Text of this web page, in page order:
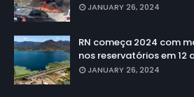
JANUARY 26, 2024
RN começa 2024 com
nos reservatórios em 12
JANUARY 26, 2024